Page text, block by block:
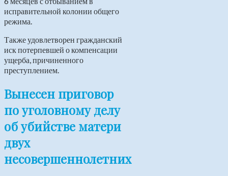
исправительной колонии общего
режима.
Также удовлетворен гражданский
иск потерпевшей о компенсации
ущерба, причиненного
преступлением.
Вынесен приговор
по уголовному делу
об убийстве матери
двух
несовершеннолетних